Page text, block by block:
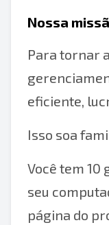
Nossa
Para tornar
eficiente,
Isso soa
Você tem 10
seu
página do